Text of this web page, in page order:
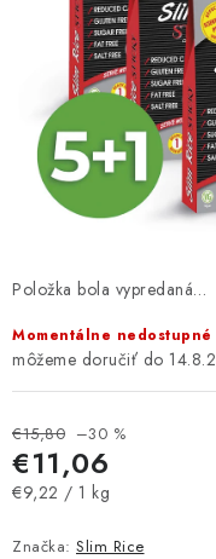
RECEPTY
MAGAZÍN
KONTAKTY
DARČEKOVÉ POUKAZY
SLIM PASTA
Položka bola vypredaná…
Momentálne nedostupné
€15,80 –30 %
€11,06
Jednotková cena:
€9,22 / 1 kg
Značka: Slim Rice